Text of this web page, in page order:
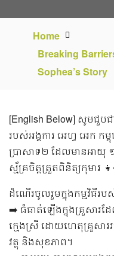
Home
Breaking
Sophea’s Story
[English Below] សូមជួប
របស់អង្គការ អេហ្វ អេក កម្
ប្រាសាទ២ ដែលមានអាយុ ១
ស្ម័គ្រចិត្តត្រួតពិនិត្យកុមារ
ដំណើរចូលរួមក្នុងកម្មវិធីរ
➡️ ធំធាត់ឡើងក្នុងគ្រួសារដ
ក្មេងស្រី ដោយហេតុគ្រួសា
វត្ថុ និងសុខភាព។